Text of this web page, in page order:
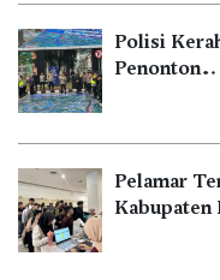
Polisi
Penonton…
Pelamar
Kabupaten